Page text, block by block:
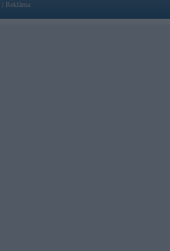
Reklāma